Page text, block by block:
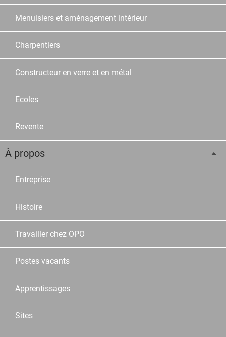
Menuisiers et aménagement intérieur
Charpentiers
Constructeur en verre et en métal
Ecoles
Revente
À propos
Entreprise
Histoire
Travailler chez OPO
Postes vacants
Apprentissages
Sites